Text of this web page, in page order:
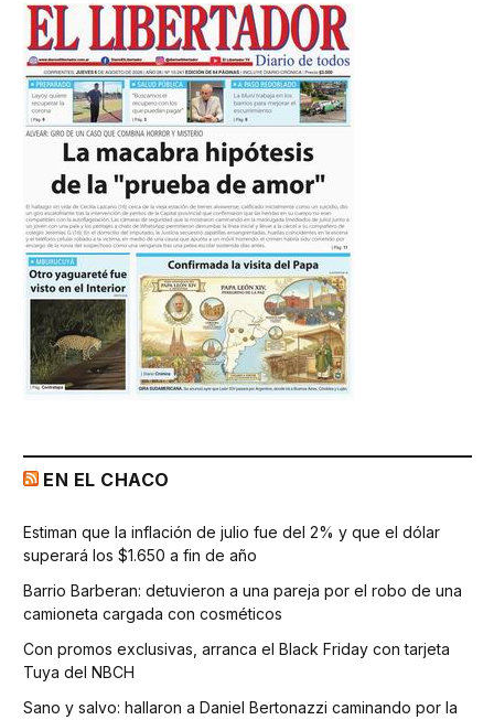
EN EL CHACO
Estiman que la inflación de julio fue del 2% y que el dólar
superará los $1.650 a fin de año
Barrio Barberan: detuvieron a una pareja por el robo de una
camioneta cargada con cosméticos
Con promos exclusivas, arranca el Black Friday con tarjeta
Tuya del NBCH
Sano y salvo: hallaron a Daniel Bertonazzi caminando por la